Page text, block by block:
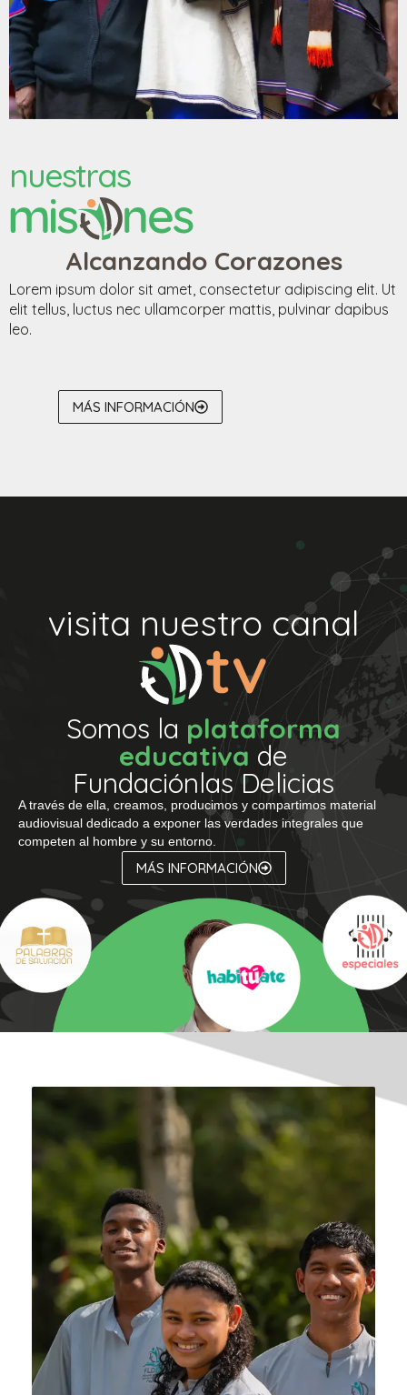
nuestras
Alcanzando Corazones
Lorem ipsum dolor sit amet, consectetur adipiscing elit. Ut
elit tellus, luctus nec ullamcorper mattis, pulvinar dapibus
leo.
MÁS INFORMACIÓN
visita nuestro canal
Somos la plataforma
educativa de
Fundaciónlas Delicias
A través de ella, creamos, producimos y compartimos material
audiovisual dedicado a exponer las verdades integrales que
competen al hombre y su entorno.
MÁS INFORMACIÓN